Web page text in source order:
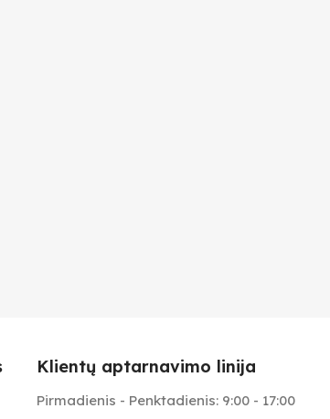
Klientų aptarnavimo linija
Pirmadienis - Penktadienis: 9:00 - 17:00